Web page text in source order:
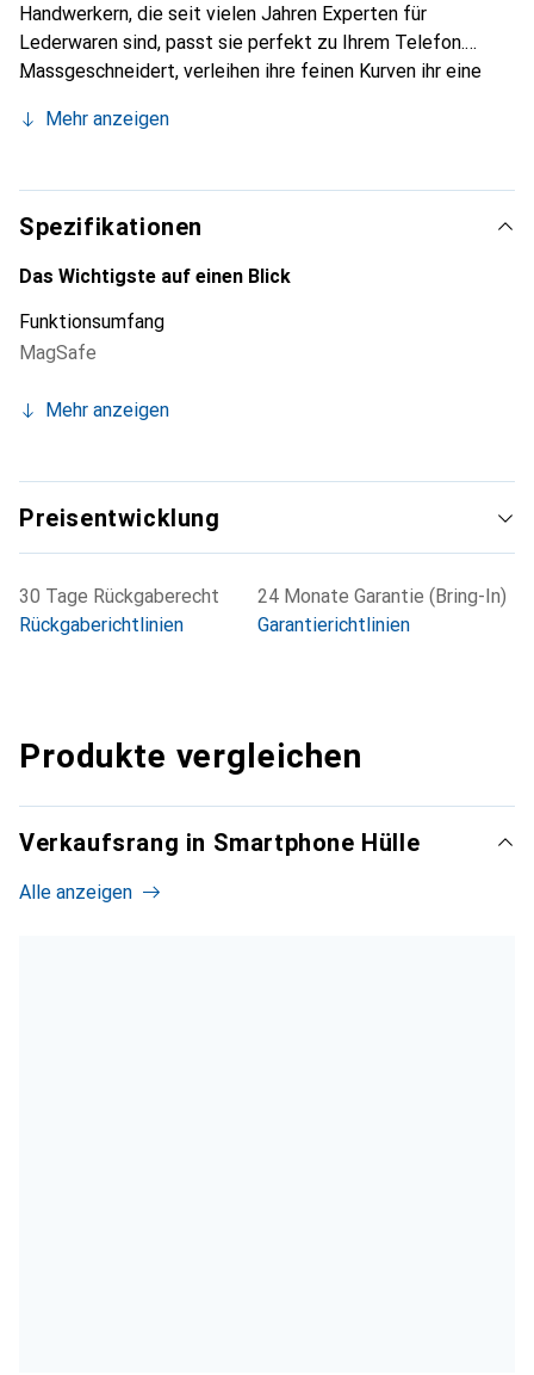
Handwerkern, die seit vielen Jahren Experten für
Lederwaren sind, passt sie perfekt zu Ihrem Telefon.
Massgeschneidert, verleihen ihre feinen Kurven ihr eine
unverzichtbaren Accessoire Ihres Smartphones.
die Marke Noreve eine sichere Wahl für eine
anspruchsvolle Kundschaft.
Mehr anzeigen
Spezifikationen
Das Wichtigste auf einen Blick
Funktionsumfang
MagSafe
Mehr anzeigen
Preisentwicklung
30 Tage Rückgaberecht
Rückgaberichtlinien
24 Monate Garantie (Bring-In)
Garantierichtlinien
Produkte vergleichen
Verkaufsrang in Smartphone Hülle
Alle anzeigen